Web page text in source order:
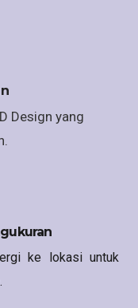
Design yang
ke lokasi untuk